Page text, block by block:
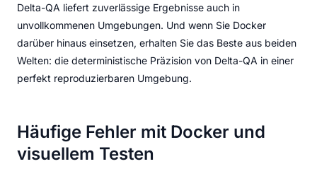
Delta-QA liefert zuverlässige Ergebnisse auch in
unvollkommenen Umgebungen. Und wenn Sie Docker
darüber hinaus einsetzen, erhalten Sie das Beste aus beiden
Welten: die deterministische Präzision von Delta-QA in einer
perfekt reproduzierbaren Umgebung.
Häufige Fehler mit Docker und
visuellem Testen